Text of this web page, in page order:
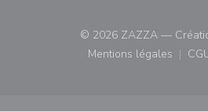
© 2026 ZAZZA —
Mentions légales
((ouvre une